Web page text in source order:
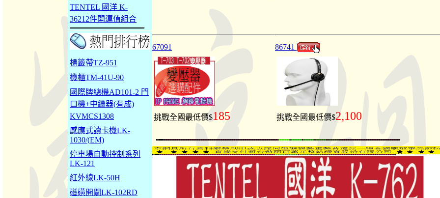
TENTEL 國洋 K-
36212件開運值組合
標籤帶TZ-951
機櫃TM-41U-90
國際牌總機AD101-2 門
口機+中繼器(有成)
KVMCS1308
感應式讀卡機LK-
1030/(EM)
停車場自動控制系列
LK-121
紅外線LK-50H
磁磺開關LK-102RD
67091
挑戰全國最低價$185
86741
挑戰全國最低價$2,100